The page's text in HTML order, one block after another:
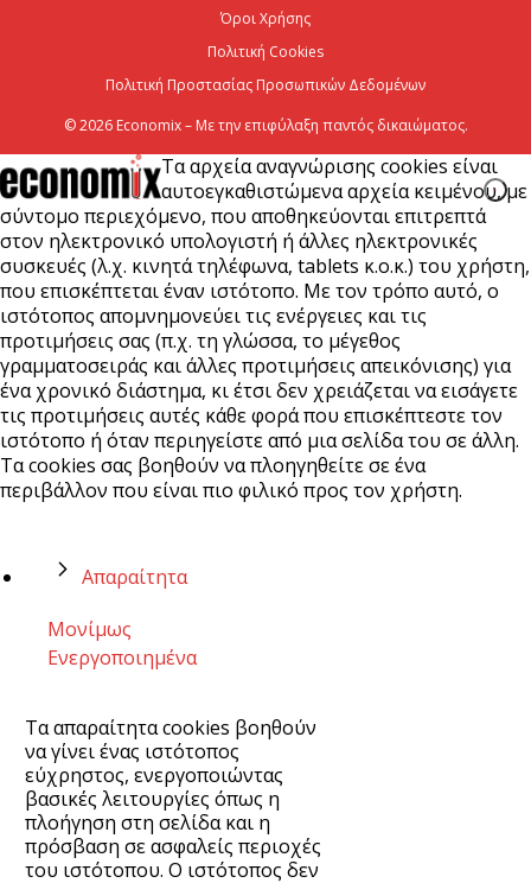
Χρίστος Δήμας: Προχωρoύν δύο πολύ σημαντικά
αρδευτικά έργα σε Νεστόριο και Σελλάνα
5 Αυγούστου 2026
Όροι Χρήσης
Πολιτική Cookies
Πολιτική Προστασίας Προσωπικών Δεδομένων
© 2026 Economix – Με την επιφύλαξη παντός δικαιώματος.
Τα αρχεία αναγνώρισης cookies είναι
αυτοεγκαθιστώμενα αρχεία κειμένου, με
σύντομο περιεχόμενο, που αποθηκεύονται επιτρεπτά
στον ηλεκτρονικό υπολογιστή ή άλλες ηλεκτρονικές
συσκευές (λ.χ. κινητά τηλέφωνα, tablets κ.ο.κ.) του χρήστη,
που επισκέπτεται έναν ιστότοπο. Με τον τρόπο αυτό, ο
ιστότοπος απομνημονεύει τις ενέργειες και τις
προτιμήσεις σας (π.χ. τη γλώσσα, το μέγεθος
γραμματοσειράς και άλλες προτιμήσεις απεικόνισης) για
ένα χρονικό διάστημα, κι έτσι δεν χρειάζεται να εισάγετε
τις προτιμήσεις αυτές κάθε φορά που επισκέπτεστε τον
ιστότοπο ή όταν περιηγείστε από μια σελίδα του σε άλλη.
Τα cookies σας βοηθούν να πλοηγηθείτε σε ένα
περιβάλλον που είναι πιο φιλικό προς τον χρήστη.
Απαραίτητα
Μονίμως
Ενεργοποιημένα
Τα απαραίτητα cookies βοηθούν
να γίνει ένας ιστότοπος
εύχρηστος, ενεργοποιώντας
βασικές λειτουργίες όπως η
πλοήγηση στη σελίδα και η
πρόσβαση σε ασφαλείς περιοχές
του ιστότοπου. Ο ιστότοπος δεν